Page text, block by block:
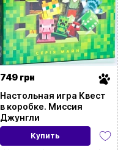
749 грн
Настольная игра Квест
в коробке. Миссия
Джунгли
Купить